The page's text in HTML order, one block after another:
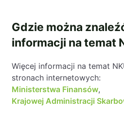
Gdzie można
informacji na temat
Więcej informacji na temat
stronach internetowych:
Ministerstwa Finansów,
Krajowej Administracji